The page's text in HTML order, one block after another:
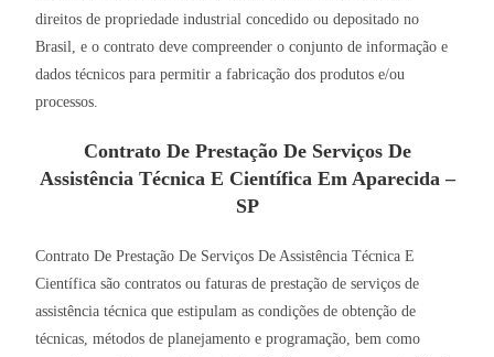
direitos de propriedade industrial concedido ou depositado no
Brasil, e o contrato deve compreender o conjunto de informação e
dados técnicos para permitir a fabricação dos produtos e/ou
processos.
Contrato De Prestação De Serviços De
Assistência Técnica E Científica Em Aparecida –
SP
Contrato De Prestação De Serviços De Assistência Técnica E
Científica são contratos ou faturas de prestação de serviços de
assistência técnica que estipulam as condições de obtenção de
técnicas, métodos de planejamento e programação, bem como